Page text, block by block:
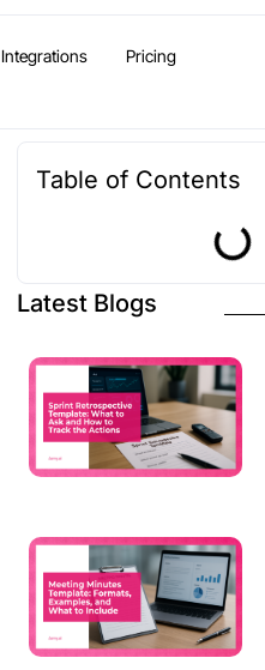
Integrations
Pricing
Table of Contents
Latest Blogs